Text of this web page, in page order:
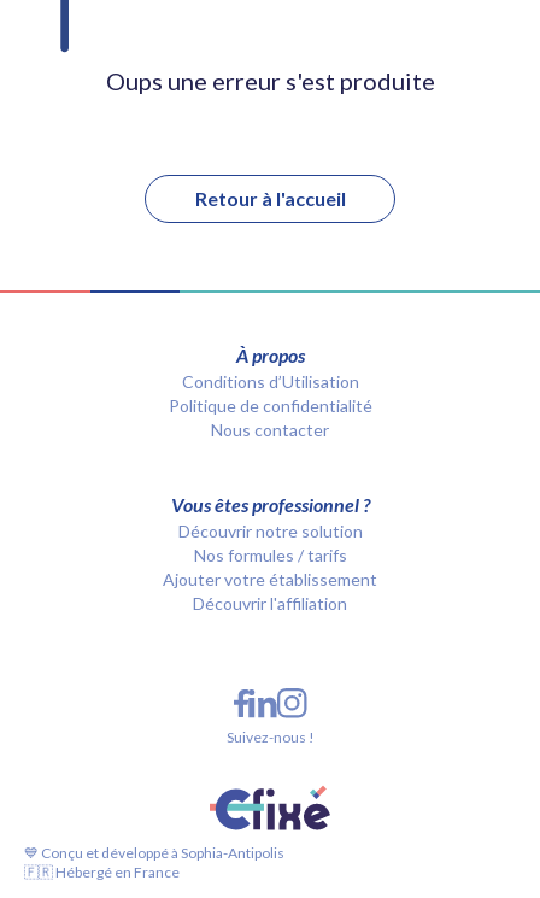
Oups une erreur s'est produite
Retour à l'accueil
À propos
Conditions d’Utilisation
Politique de confidentialité
Nous contacter
Vous êtes professionnel ?
Découvrir notre solution
Nos formules / tarifs
Ajouter votre établissement
Découvrir l'affiliation
💙 Conçu et développé à Sophia-Antipolis
🇫🇷 Hébergé en France
Suivez-nous !